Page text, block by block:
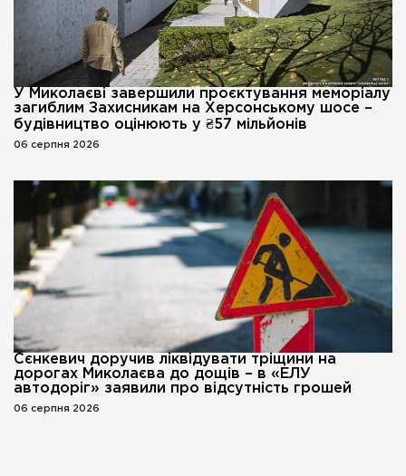
У Миколаєві завершили проєктування меморіалу
загиблим Захисникам на Херсонському шосе –
будівництво оцінюють у ₴57 мільйонів
06 серпня 2026
Сєнкевич доручив ліквідувати тріщини на
дорогах Миколаєва до дощів – в «ЕЛУ
автодоріг» заявили про відсутність грошей
06 серпня 2026